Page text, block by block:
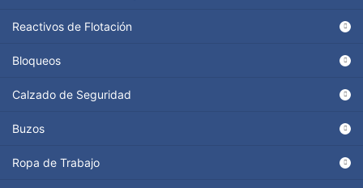
Reactivos de Flotación
Bloqueos
Calzado de Seguridad
Buzos
Ropa de Trabajo